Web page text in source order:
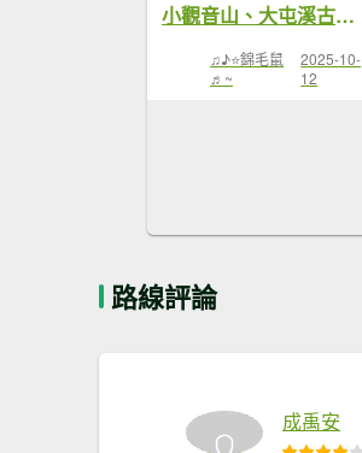
小觀音山、大屯溪古道~夏天是遠道而來的浪漫
♫♪⭐錦毛鼠
♬~
2025-10-
12
路線評論
成禹安